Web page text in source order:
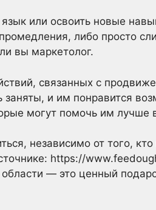
или освоить новые
либо просто
вы маркетолог.
связанных с
заняты, и им понравится
могут помочь им лучше
независимо от того,
https://
— это ценный